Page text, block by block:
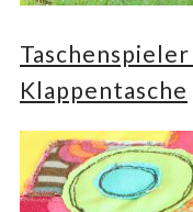
Klappentasche